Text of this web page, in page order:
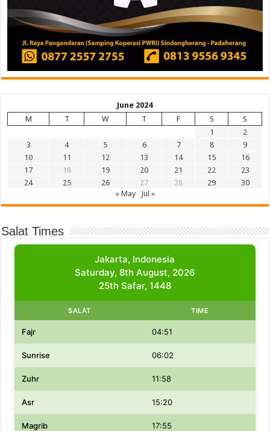
June 2024
M
T W T F S
S
1
2
3
4 5 6 7 8
9
10
11 12 13 14 15
16
17
18 19 20 21 22
23
24
25 26 27 28 29
30
« May
Jul »
Salat Times
Jakarta, Indonesia
Saturday, 8th August, 2026
25th Safar, 1448
SALAT TIME
Fajr 04:51
Sunrise 06:02
Zuhr 11:58
Asr 15:20
Magrib 17:55